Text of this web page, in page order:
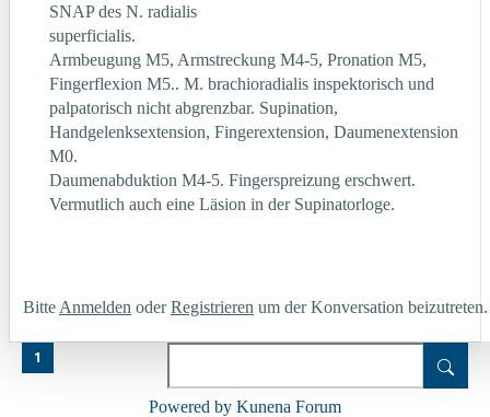
SNAP des N. radialis
superficialis.
Armbeugung M5, Armstreckung M4-5, Pronation M5,
Fingerflexion M5.. M. brachioradialis inspektorisch und
palpatorisch nicht abgrenzbar. Supination,
Handgelenksextension, Fingerextension, Daumenextension
M0.
Daumenabduktion M4-5. Fingerspreizung erschwert.
Vermutlich auch eine Läsion in der Supinatorloge.
Bitte Anmelden oderRegistrieren um der Konversation beizutreten.
1
Powered by Kunena Forum